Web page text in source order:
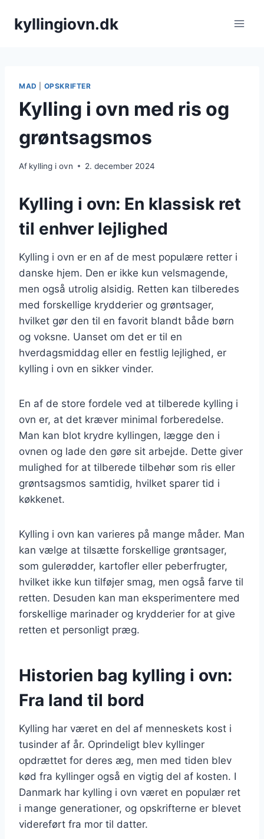
kyllingiovn.dk
MAD OPSKRIFTER
Kylling i ovn med ris og
grøntsagsmos
Af kylling i ovn 2. december 2024
Kylling i ovn: En klassisk ret
til enhver lejlighed
Kylling i ovn er en af de mest populære retter i
danske hjem. Den er ikke kun velsmagende,
men også utrolig alsidig. Retten kan tilberedes
med forskellige krydderier og grøntsager,
hvilket gør den til en favorit blandt både børn
og voksne. Uanset om det er til en
hverdagsmiddag eller en festlig lejlighed, er
kylling i ovn en sikker vinder.
En af de store fordele ved at tilberede kylling i
ovn er, at det kræver minimal forberedelse.
Man kan blot krydre kyllingen, lægge den i
ovnen og lade den gøre sit arbejde. Dette giver
mulighed for at tilberede tilbehør som ris eller
grøntsagsmos samtidig, hvilket sparer tid i
køkkenet.
Kylling i ovn kan varieres på mange måder. Man
kan vælge at tilsætte forskellige grøntsager,
som gulerødder, kartofler eller peberfrugter,
hvilket ikke kun tilføjer smag, men også farve til
retten. Desuden kan man eksperimentere med
forskellige marinader og krydderier for at give
retten et personligt præg.
Historien bag kylling i ovn:
Fra land til bord
Kylling har været en del af menneskets kost i
tusinder af år. Oprindeligt blev kyllinger
opdrættet for deres æg, men med tiden blev
kød fra kyllinger også en vigtig del af kosten. I
Danmark har kylling i ovn været en populær ret
i mange generationer, og opskrifterne er blevet
videreført fra mor til datter.